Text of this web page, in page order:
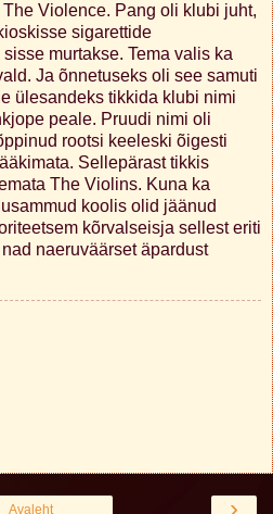
Violence. Pang oli klubi juht,
sigarettide
murtakse. Tema valis ka
Ja õnnetuseks oli see samuti
ülesandeks tikkida klubi nimi
peale. Pruudi nimi oli
rootsi keeleski õigesti
Sellepärast tikkis
The Violins. Kuna ka
koolis olid jäänud
kõrvalseisja sellest eriti
naeruväärset äpardust
›
Avaleht